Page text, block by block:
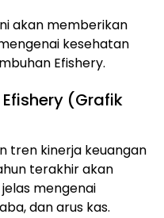
akan memberikan
kesehatan
Efishery.
(Grafik
tren kinerja keuangan
terakhir akan
mengenai
dan arus kas.